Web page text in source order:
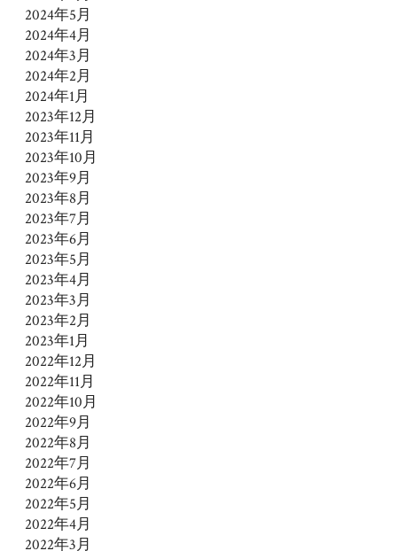
2024年5月
2024年4月
2024年3月
2024年2月
2024年1月
2023年12月
2023年11月
2023年10月
2023年9月
2023年8月
2023年7月
2023年6月
2023年5月
2023年4月
2023年3月
2023年2月
2023年1月
2022年12月
2022年11月
2022年10月
2022年9月
2022年8月
2022年7月
2022年6月
2022年5月
2022年4月
2022年3月